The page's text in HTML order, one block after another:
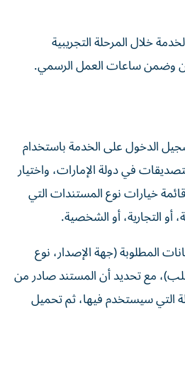
خلال المرحلة التجريبية
وضمن ساعات العمل الرسمي.
الدخول على الخدمة باستخدام
في دولة الإمارات، واختيار
خيارات نوع المستندات التي
التجارية، أو الشخصية.
المطلوبة (جهة الإصدار، نوع
مع تحديد أن المستند صادر من
التي سيستخدم فيها، ثم تحميل